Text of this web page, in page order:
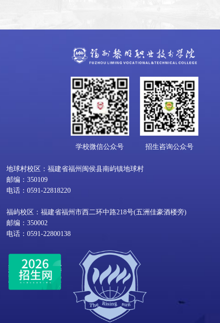
学校微信公众号 招生咨询公众号
地球村校区：福建省福州闽侯县南屿镇地球村
邮编：350109
电话：0591-22818220
福屿校区：福建省福州市西二环中路218号(五洲佳豪酒楼旁)
邮编：350002
电话：0591-22800138